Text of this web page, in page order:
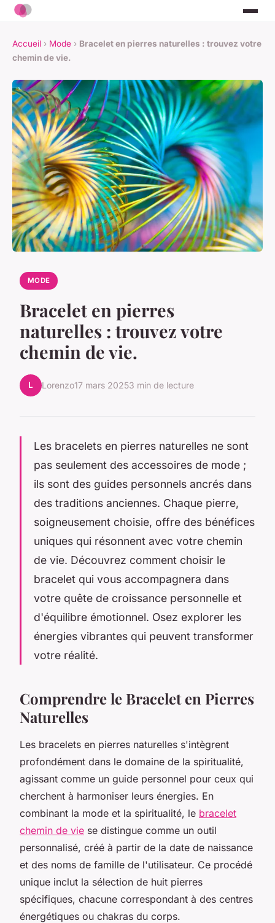
Accueil › Mode › Bracelet en pierres naturelles : trouvez votre
chemin de vie.
MODE
Bracelet en pierres
naturelles : trouvez votre
chemin de vie.
L Lorenzo17 mars 20253 min de lecture
Les bracelets en pierres naturelles ne sont
pas seulement des accessoires de mode ;
ils sont des guides personnels ancrés dans
des traditions anciennes. Chaque pierre,
soigneusement choisie, offre des bénéfices
uniques qui résonnent avec votre chemin
de vie. Découvrez comment choisir le
bracelet qui vous accompagnera dans
votre quête de croissance personnelle et
d'équilibre émotionnel. Osez explorer les
énergies vibrantes qui peuvent transformer
votre réalité.
Comprendre le Bracelet en Pierres
Naturelles
Les bracelets en pierres naturelles s'intègrent
profondément dans le domaine de la spiritualité,
agissant comme un guide personnel pour ceux qui
cherchent à harmoniser leurs énergies. En
combinant la mode et la spiritualité, le bracelet
chemin de vie se distingue comme un outil
personnalisé, créé à partir de la date de naissance
et des noms de famille de l'utilisateur. Ce procédé
unique inclut la sélection de huit pierres
spécifiques, chacune correspondant à des centres
énergétiques ou chakras du corps.